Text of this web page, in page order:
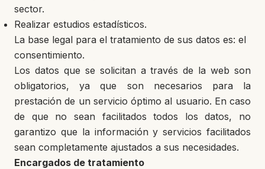
sector.
Realizar estudios estadísticos.
La base legal para el tratamiento de sus datos es: el
consentimiento.
Los datos que se solicitan a través de la web son
obligatorios, ya que son necesarios para la
prestación de un servicio óptimo al usuario. En caso
de que no sean facilitados todos los datos, no
garantizo que la información y servicios facilitados
sean completamente ajustados a sus necesidades.
Encargados de tratamiento